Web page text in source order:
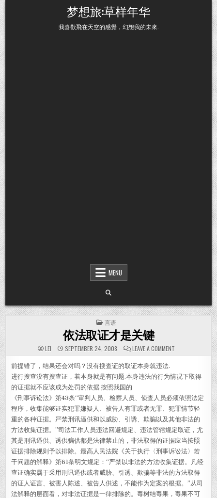
Skip to content 梦想旅:草样年华
我喜歡飛在天空的感覺，幻想我的未來.
MENU
POSTED IN
言语
依法取证才是关键
LEI SEPTEMBER 24, 2008 LEAVE A COMMENTON 依法取证才
前提错了，结果还会对吗？没有搜查证的取证本身就违法.
进行搜查没有搜查证，着本身就是有问题.本身违法的行为情况下取得
的证据就不应该成为处罚的依据.按照我国的
《刑事诉讼法》第43条“审判人员、检察人员、侦查人员必须依照法定
程序，收集能够证实犯罪嫌疑人、被告人有罪或者无罪、犯罪情节轻
重的各种证据。严禁刑讯逼供和以威胁、引诱、欺骗以及其他非法的
方法收集证据。”司法工作人员违法回避规定、违法管辖规定取证，尤
其是刑讯逼供、诱供骗供都是法律禁止的，非法取得的证据应当按照
证据排除规则予以排除。最高人民法院《关于执行〈刑事诉讼法〉若
干问题的解释》第61条明文规定：“严禁以非法的方法收集证据。凡经
查证确实属于采用刑讯逼供或者威胁、引诱、欺骗等非法的方法取得
的证人证言、被害人陈述、被告人供述，不能作为定案的根据。”从司
法解释的层面看，对非法证据是一律排除的。毒树结毒果，毒果不可